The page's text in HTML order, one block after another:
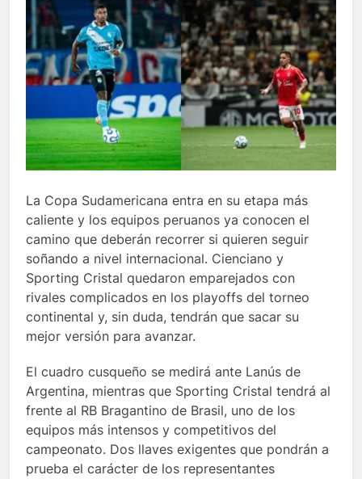
La Copa Sudamericana entra en su etapa más
caliente y los equipos peruanos ya conocen el
camino que deberán recorrer si quieren seguir
soñando a nivel internacional. Cienciano y
Sporting Cristal quedaron emparejados con
rivales complicados en los playoffs del torneo
continental y, sin duda, tendrán que sacar su
mejor versión para avanzar.
El cuadro cusqueño se medirá ante Lanús de
Argentina, mientras que Sporting Cristal tendrá al
frente al RB Bragantino de Brasil, uno de los
equipos más intensos y competitivos del
campeonato. Dos llaves exigentes que pondrán a
prueba el carácter de los representantes